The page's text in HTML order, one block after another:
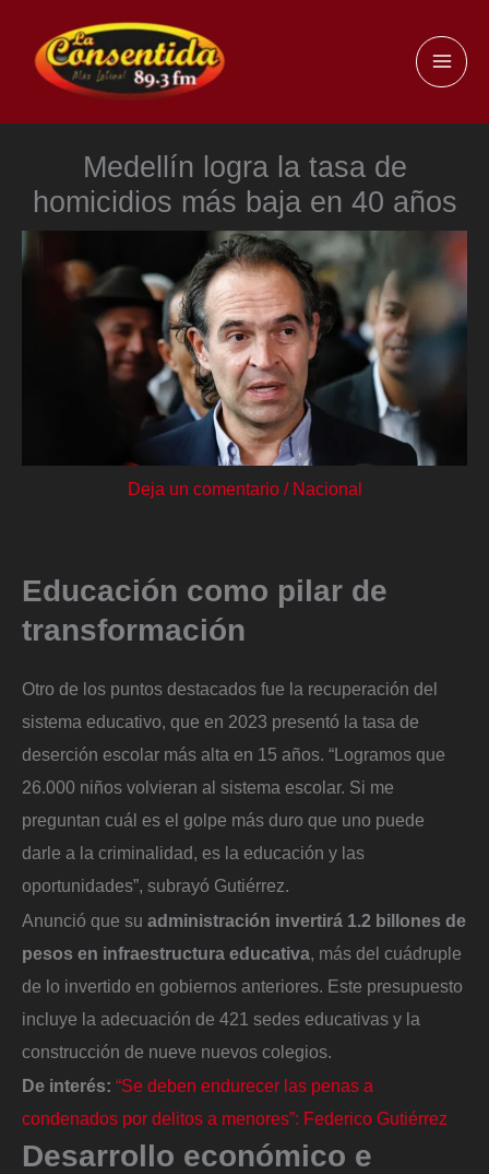
contenido
Medellín logra la tasa de
homicidios más baja en 40 años
Deja un comentario / Nacional
Educación como pilar de
transformación
Otro de los puntos destacados fue la recuperación del
sistema educativo, que en 2023 presentó la tasa de
deserción escolar más alta en 15 años. “Logramos que
26.000 niños volvieran al sistema escolar. Si me
preguntan cuál es el golpe más duro que uno puede
darle a la criminalidad, es la educación y las
oportunidades”, subrayó Gutiérrez.
Anunció que su administración invertirá 1.2 billones de
pesos en infraestructura educativa, más del cuádruple
de lo invertido en gobiernos anteriores. Este presupuesto
incluye la adecuación de 421 sedes educativas y la
construcción de nueve nuevos colegios.
De interés: “Se deben endurecer las penas a
condenados por delitos a menores”: Federico Gutiérrez
Desarrollo económico e